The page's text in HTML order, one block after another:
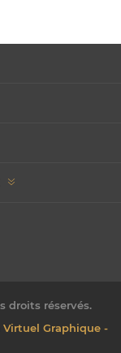
droits réservés.
Graphique -